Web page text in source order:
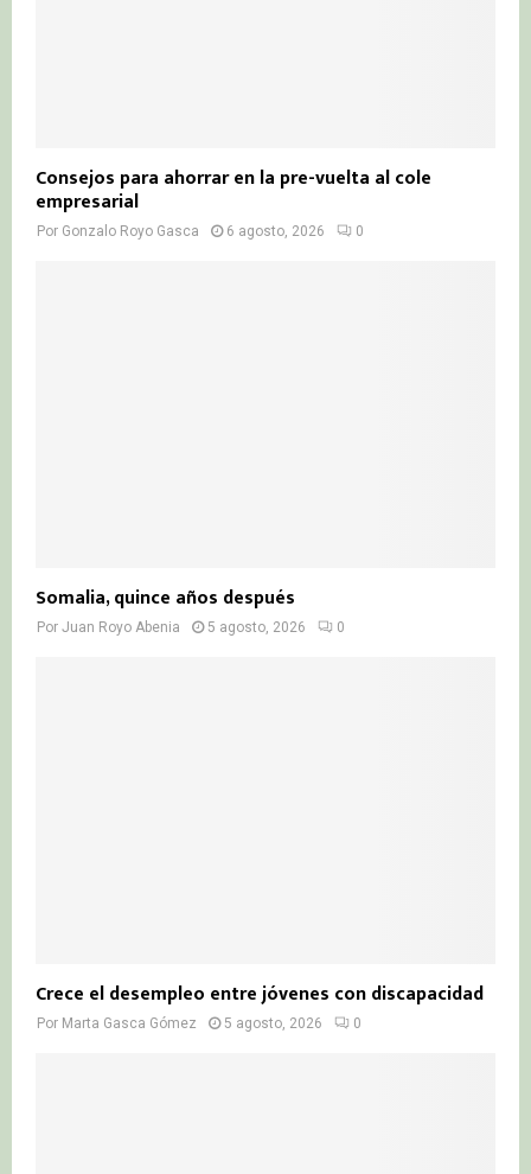
Consejos para ahorrar en la pre-vuelta al cole
empresarial
Por Gonzalo Royo Gasca 6 agosto, 2026 0
Somalia, quince años después
Por Juan Royo Abenia 5 agosto, 2026 0
Crece el desempleo entre jóvenes con discapacidad
Por Marta Gasca Gómez 5 agosto, 2026 0